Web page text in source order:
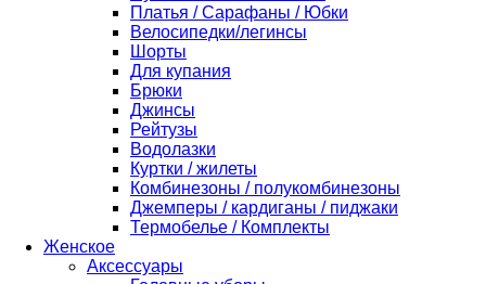
Платья / Сарафаны / Юбки
Велосипедки/легинсы
Шорты
Для купания
Брюки
Джинсы
Рейтузы
Водолазки
Куртки / жилеты
Комбинезоны / полукомбинезоны
Джемперы / кардиганы / пиджаки
Термобелье / Комплекты
Женское
Аксессуары